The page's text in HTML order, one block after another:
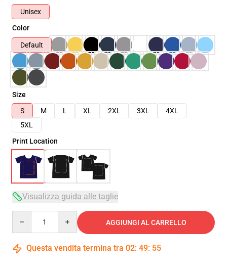
Unisex
Color
Default
Size
S
M L XL 2XL 3XL
4XL
5XL
Print Location
Visualizza guida alle taglie
AGGIUNGI AL CARRELLO
Questa vendita termina tra 02: 49: 54